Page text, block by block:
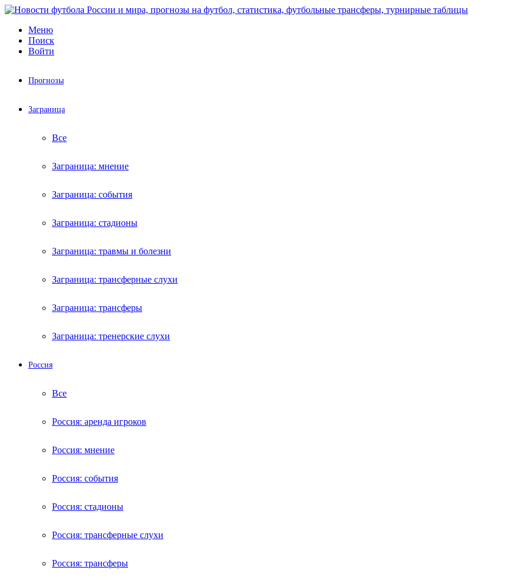
Меню
Поиск
Войти
Прогнозы
Заграница
Все
Заграница: мнение
Заграница: события
Заграница: стадионы
Заграница: травмы и болезни
Заграница: трансферные слухи
Заграница: трансферы
Заграница: тренерские слухи
Россия
Все
Россия: аренда игроков
Россия: мнение
Россия: события
Россия: стадионы
Россия: трансферные слухи
Россия: трансферы